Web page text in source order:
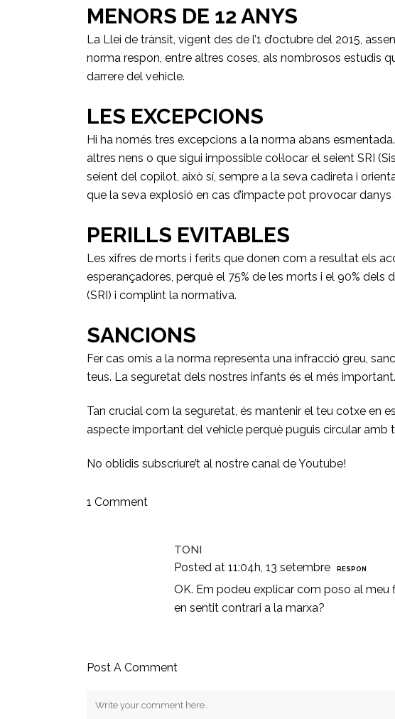
MENORS DE 12 ANYS
La Llei de trànsit, vigent des de l’1 d’octubre del 2015,
norma respon, entre altres coses, als nombrosos estudis
darrere del vehicle.
LES EXCEPCIONS
Hi ha només tres excepcions a la norma abans
altres nens o que sigui impossible col·locar el seient SRI
seient del copilot, això sí, sempre a la seva cadireta i
que la seva explosió en cas d’impacte pot provocar danys
PERILLS EVITABLES
Les xifres de morts i ferits que donen com a resultat els
esperançadores, perquè el 75% de les morts i el 90%
(SRI) i complint la normativa.
SANCIONS
Fer cas omís a la norma representa una infracció greu,
teus. La seguretat dels nostres infants és el més important.
Tan crucial com la seguretat, és mantenir el teu cotxe en
aspecte important del vehicle perquè puguis circular amb
No oblidis subscriure’t al nostre canal de Youtube!
1 Comment
TONI
Posted at 11:04h, 13 setembre RESPON
OK. Em podeu explicar com poso al meu
en sentit contrari a la marxa?
Post A Comment